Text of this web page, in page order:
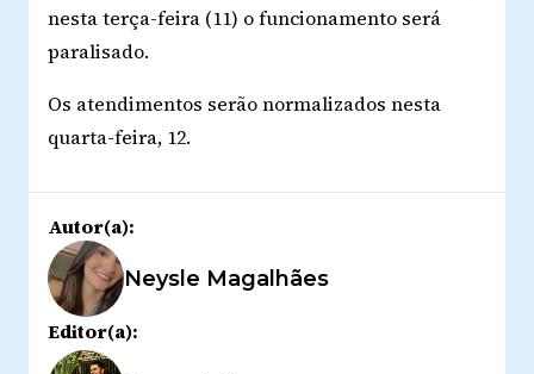
nesta terça-feira (11) o funcionamento será
paralisado.
Os atendimentos serão normalizados nesta
quarta-feira, 12.
Autor(a):
Neysle Magalhães
Editor(a):